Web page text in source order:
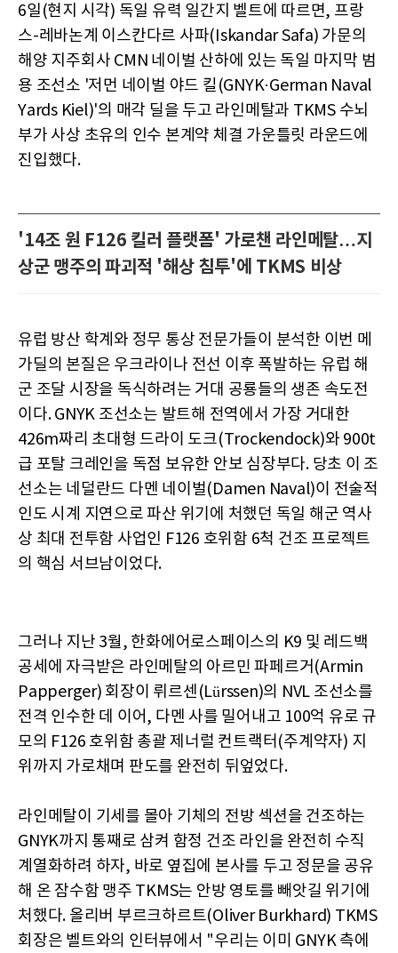
6일(현지 시각) 독일 유력 일간지 벨트에 따르면, 프랑
스-레바논계 이스칸다르 사파(Iskandar Safa) 가문의
해양 지주회사 CMN 네이벌 산하에 있는 독일 마지막 범
용 조선소 '저먼 네이벌 야드 킬(GNYK·German Naval
Yards Kiel)'의 매각 딜을 두고 라인메탈과 TKMS 수뇌
부가 사상 초유의 인수 본계약 체결 가운틀릿 라운드에
진입했다.
'14조 원 F126 킬러 플랫폼' 가로챈 라인메탈…지
상군 맹주의 파괴적 '해상 침투'에 TKMS 비상
유럽 방산 학계와 정무 통상 전문가들이 분석한 이번 메
가딜의 본질은 우크라이나 전선 이후 폭발하는 유럽 해
군 조달 시장을 독식하려는 거대 공룡들의 생존 속도전
이다. GNYK 조선소는 발트해 전역에서 가장 거대한
426m짜리 초대형 드라이 도크(Trockendock)와 900t
급 포탈 크레인을 독점 보유한 안보 심장부다. 당초 이 조
선소는 네덜란드 다멘 네이벌(Damen Naval)이 전술적
인도 시계 지연으로 파산 위기에 처했던 독일 해군 역사
상 최대 전투함 사업인 F126 호위함 6척 건조 프로젝트
의 핵심 서브남이었다.
그러나 지난 3월, 한화에어로스페이스의 K9 및 레드백
공세에 자극받은 라인메탈의 아르민 파페르거(Armin
Papperger) 회장이 뤼르센(Lürssen)의 NVL 조선소를
전격 인수한 데 이어, 다멘 사를 밀어내고 100억 유로 규
모의 F126 호위함 총괄 제너럴 컨트랙터(주계약자) 지
위까지 가로채며 판도를 완전히 뒤엎었다.
라인메탈이 기세를 몰아 기체의 전방 섹션을 건조하는
GNYK까지 통째로 삼켜 함정 건조 라인을 완전히 수직
계열화하려 하자, 바로 옆집에 본사를 두고 정문을 공유
해 온 잠수함 맹주 TKMS는 안방 영토를 빼앗길 위기에
처했다. 올리버 부르크하르트(Oliver Burkhard) TKMS
회장은 벨트와의 인터뷰에서 "우리는 이미 GNYK 측에